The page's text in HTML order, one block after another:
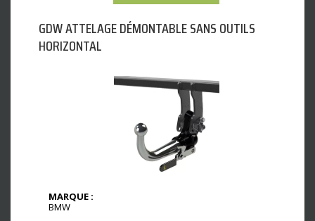
GDW ATTELAGE DÉMONTABLE SANS OUTILS
HORIZONTAL
MARQUE :
BMW